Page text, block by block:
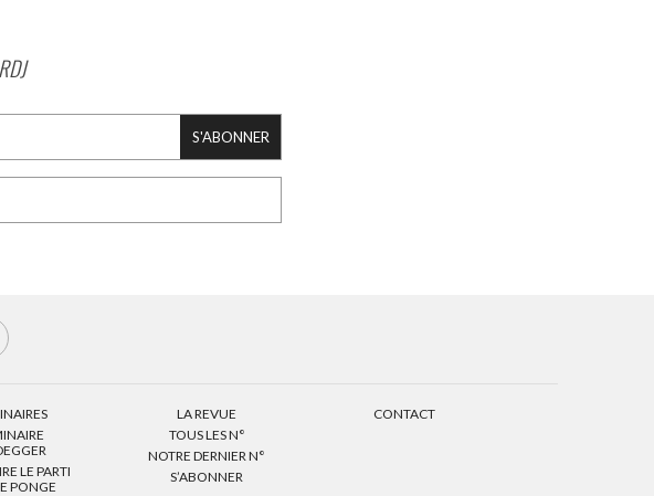
S'ABONNER
LE PARTI
PONGE
LA REVUE
TOUS LES N°
NOTRE DERNIER N°
S’ABONNER
CONTACT